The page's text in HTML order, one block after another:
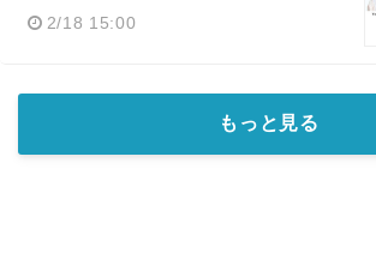
2/18 15:00
もっと見る